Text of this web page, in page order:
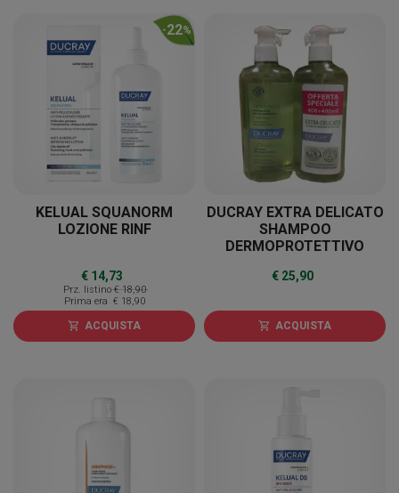
-22%
KELUAL SQUANORM
LOZIONE RINF
€ 14,73
Prz. listino € 18,90
Prima era € 18,90
shopping_cart ACQUISTA
DUCRAY EXTRA DELICATO
SHAMPOO
DERMOPROTETTIVO
€ 25,90
shopping_cart ACQUISTA